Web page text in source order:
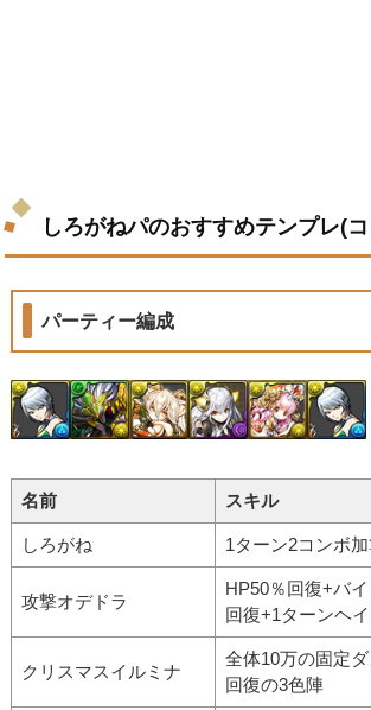
しろがねパのおすすめテンプレ(
パーティー編成
名前 スキル
しろがね 1ターン2コンボ
攻撃オデドラ
HP50％回復+バ
回復+1ターンヘイ
クリスマスイルミナ
全体10万の固定ダ
回復の3色陣